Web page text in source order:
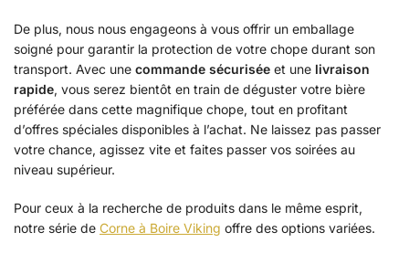
De plus, nous nous engageons à vous offrir un emballage
soigné pour garantir la protection de votre chope durant son
transport. Avec une commande sécurisée et une livraison
rapide, vous serez bientôt en train de déguster votre bière
préférée dans cette magnifique chope, tout en profitant
d’offres spéciales disponibles à l’achat. Ne laissez pas passer
votre chance, agissez vite et faites passer vos soirées au
niveau supérieur.
Pour ceux à la recherche de produits dans le même esprit,
notre série de Corne à Boire Viking offre des options variées.